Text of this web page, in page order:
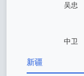
吴忠
中卫
新疆